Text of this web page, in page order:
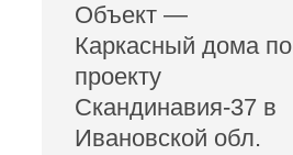
Объект —
Каркасный дома по
проекту
Скандинавия-37 в
Ивановской обл.